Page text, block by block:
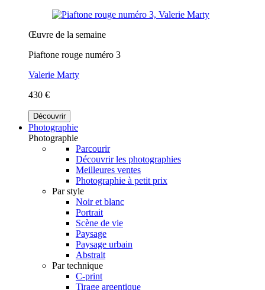
Œuvre de la semaine
Piaftone rouge numéro 3
Valerie Marty
430 €
Découvrir
Photographie
Photographie
Parcourir
Découvrir les photographies
Meilleures ventes
Photographie à petit prix
Par style
Noir et blanc
Portrait
Scène de vie
Paysage
Paysage urbain
Abstrait
Par technique
C-print
Tirage argentique